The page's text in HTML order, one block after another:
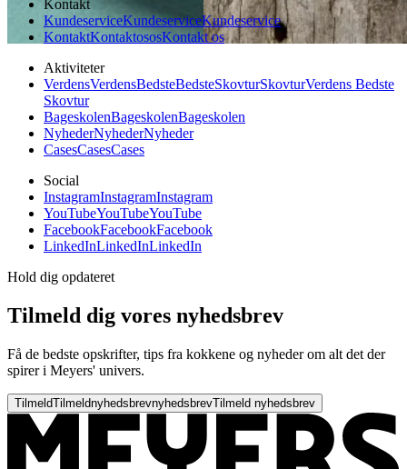
Kontakt
KundeserviceKundeserviceKundeservice
KontaktKontaktososKontakt os
Aktiviteter
VerdensVerdensBedsteBedsteSkovturSkovturVerdens Bedste
Skovtur
BageskolenBageskolenBageskolen
NyhederNyhederNyheder
CasesCasesCases
Social
InstagramInstagramInstagram
YouTubeYouTubeYouTube
FacebookFacebookFacebook
LinkedInLinkedInLinkedIn
Hold dig opdateret
Tilmeld dig vores nyhedsbrev
Få de bedste opskrifter, tips fra kokkene og nyheder om alt det der
spirer i Meyers' univers.
TilmeldTilmeldnyhedsbrevnyhedsbrevTilmeld nyhedsbrev